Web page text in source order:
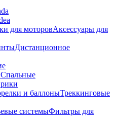
для моторовАксессуары для
Дистанционное
Спальные
и баллоныТреккинговые
системыФильтры для